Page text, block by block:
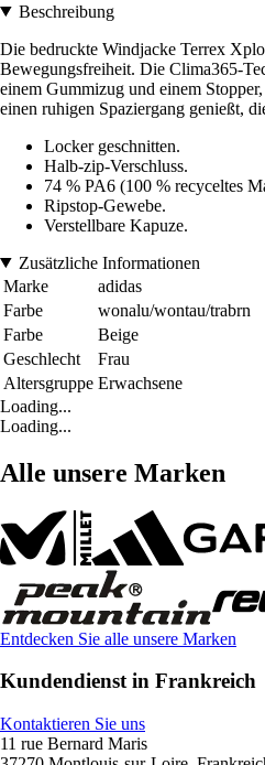
Beschreibung
Die bedruckte Windjacke Terrex
Bewegungsfreiheit. Die Clima365-
einem Gummizug und einem
einen ruhigen Spaziergang genießt,
Locker geschnitten.
Halb-zip-Verschluss.
74 % PA6 (100 % recyceltes
Ripstop-Gewebe.
Verstellbare Kapuze.
Zusätzliche Informationen
Marke
adidas
Farbe
wonalu/wontau/trabrn
Farbe
Beige
Geschlecht
Frau
Altersgruppe Erwachsene
Loading...
Loading...
Alle unsere Marken
Entdecken Sie alle unsere Marken
Kundendienst in Frankreich
Kontaktieren Sie uns
11 rue Bernard Maris